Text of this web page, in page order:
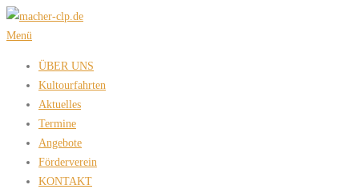
Zum
Inhalt
Menü
ÜBER UNS
Kultourfahrten
Aktuelles
Termine
Angebote
Förderverein
KONTAKT